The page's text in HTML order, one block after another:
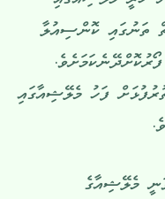
ތަނުގައި ކޮންސިއުލާ
ފަހު މެލޭޝިއާގައި
މެލޭޝިއާގެ